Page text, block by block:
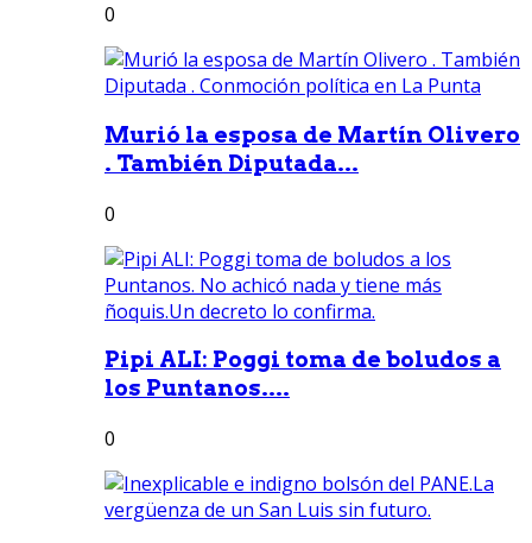
0
Murió la esposa de Martín Olivero
. También Diputada...
0
Pipi ALI: Poggi toma de boludos a
los Puntanos....
0